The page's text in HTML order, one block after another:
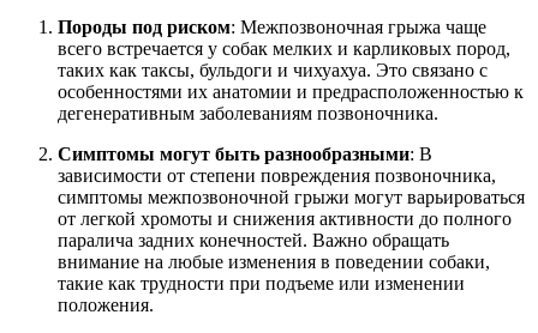
Породы под риском: Межпозвоночная грыжа чаще
всего встречается у собак мелких и карликовых пород,
таких как таксы, бульдоги и чихуахуа. Это связано с
особенностями их анатомии и предрасположенностью к
дегенеративным заболеваниям позвоночника.
Симптомы могут быть разнообразными: В
зависимости от степени повреждения позвоночника,
симптомы межпозвоночной грыжи могут варьироваться
от легкой хромоты и снижения активности до полного
паралича задних конечностей. Важно обращать
внимание на любые изменения в поведении собаки,
такие как трудности при подъеме или изменении
положения.